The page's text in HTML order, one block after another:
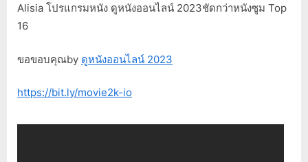
Alisia โปรแกรมหนัง ดูหนังออนไลน์ 2023ชัดกว่าหนังซูม Top
16
ขอขอบคุณby ดูหนังออนไลน์ 2023
https://bit.ly/movie2k-io